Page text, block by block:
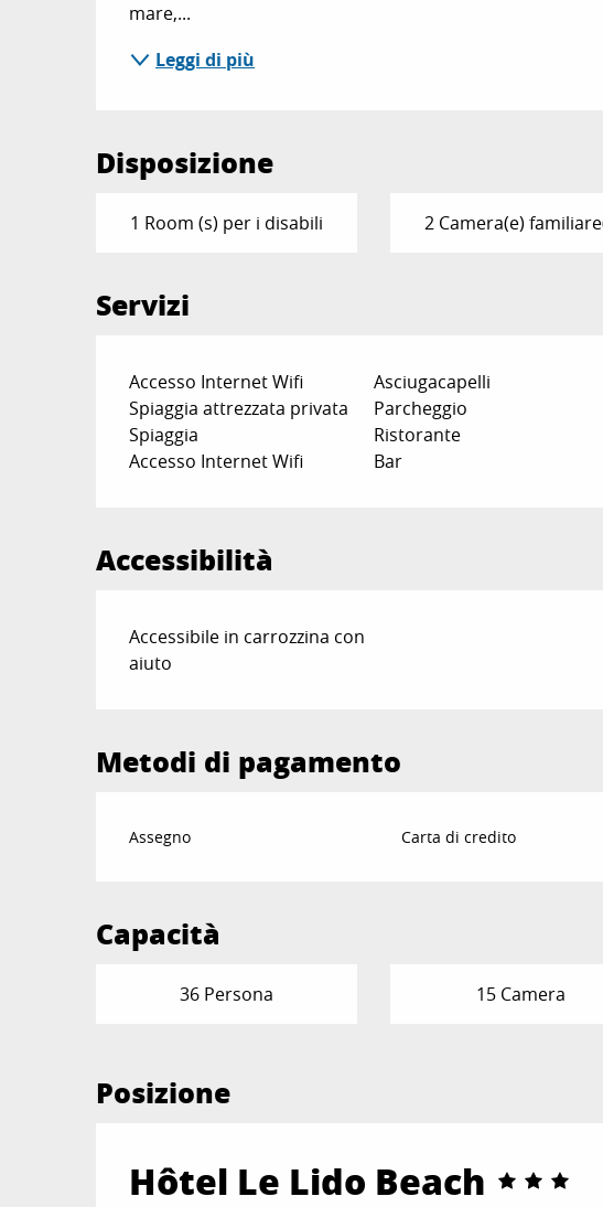
mare,...
Leggi di più
Disposizione
1 Room (s) per i disabili 2 Camera(e)
Servizi
Accesso Internet Wifi Asciugacapelli
Spiaggia attrezzata privata
Parcheggio
Spiaggia
Ristorante
Accesso Internet Wifi
Bar
Accessibilità
Accessibile in carrozzina con
aiuto
Metodi di pagamento
Assegno Carta di credito
Capacità
36 Persona 15 Camera
Posizione
Hôtel Le Lido Beach